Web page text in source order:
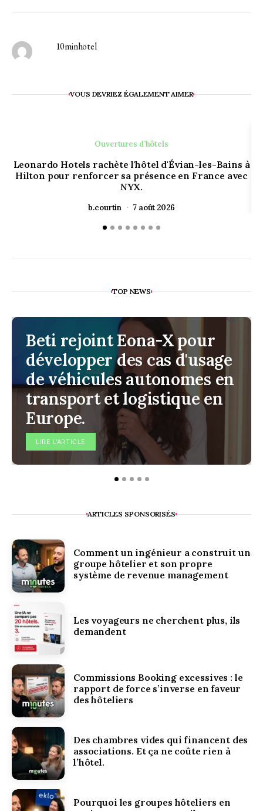
10minhotel
VOUS DEVRIEZ ÉGALEMENT AIMER
Ouvertures d’hôtels
Leonardo Hotels rachète l'hôtel d'Évian-les-Bains à
Hilton pour renforcer sa présence en France avec
NYX.
b.courtin 7 août 2026
TOP NEWS
Beti rejoint Eona-X pour
développer des cas d'usage
de véhicules autonomes en
transport et logistique en
Europe.
LIRE L'ARTICLE
ARTICLES SPONSORISÉS
Comment un ingénieur a construit un
groupe hôtelier et son propre
système de revenue management
Les voyageurs ne cherchent plus, ils
demandent
Commissions Booking excessives : le
rapport de force s’inverse en faveur
des hôteliers
Des chambres vides qui financent des
associations. Et ça ne coûte rien à
l’hôtel.
Pourquoi les groupes hôteliers en